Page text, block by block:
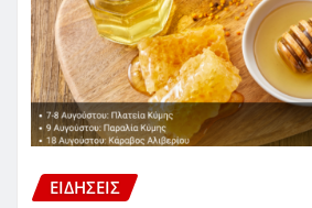
ΕΙΔΗΣΕΙΣ